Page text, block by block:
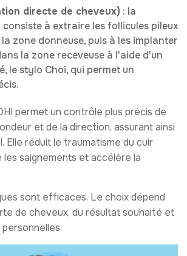
directe de cheveux) : la
consiste à extraire les follicules pileux
zone donneuse, puis à les implanter
la zone receveuse à l'aide d'un
le stylo Choi, qui permet un
permet un contrôle plus précis de
et de la direction, assurant ainsi
Elle réduit le traumatisme du cuir
les saignements et accélère la
sont efficaces. Le choix dépend
de cheveux, du résultat souhaité et